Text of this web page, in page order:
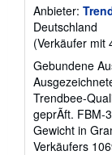
Anbieter:
Deutschland
(Verkäufer mit
Gebundene
Trendbee-
geprÃft. FBM-
Gewicht in
Verkäufers